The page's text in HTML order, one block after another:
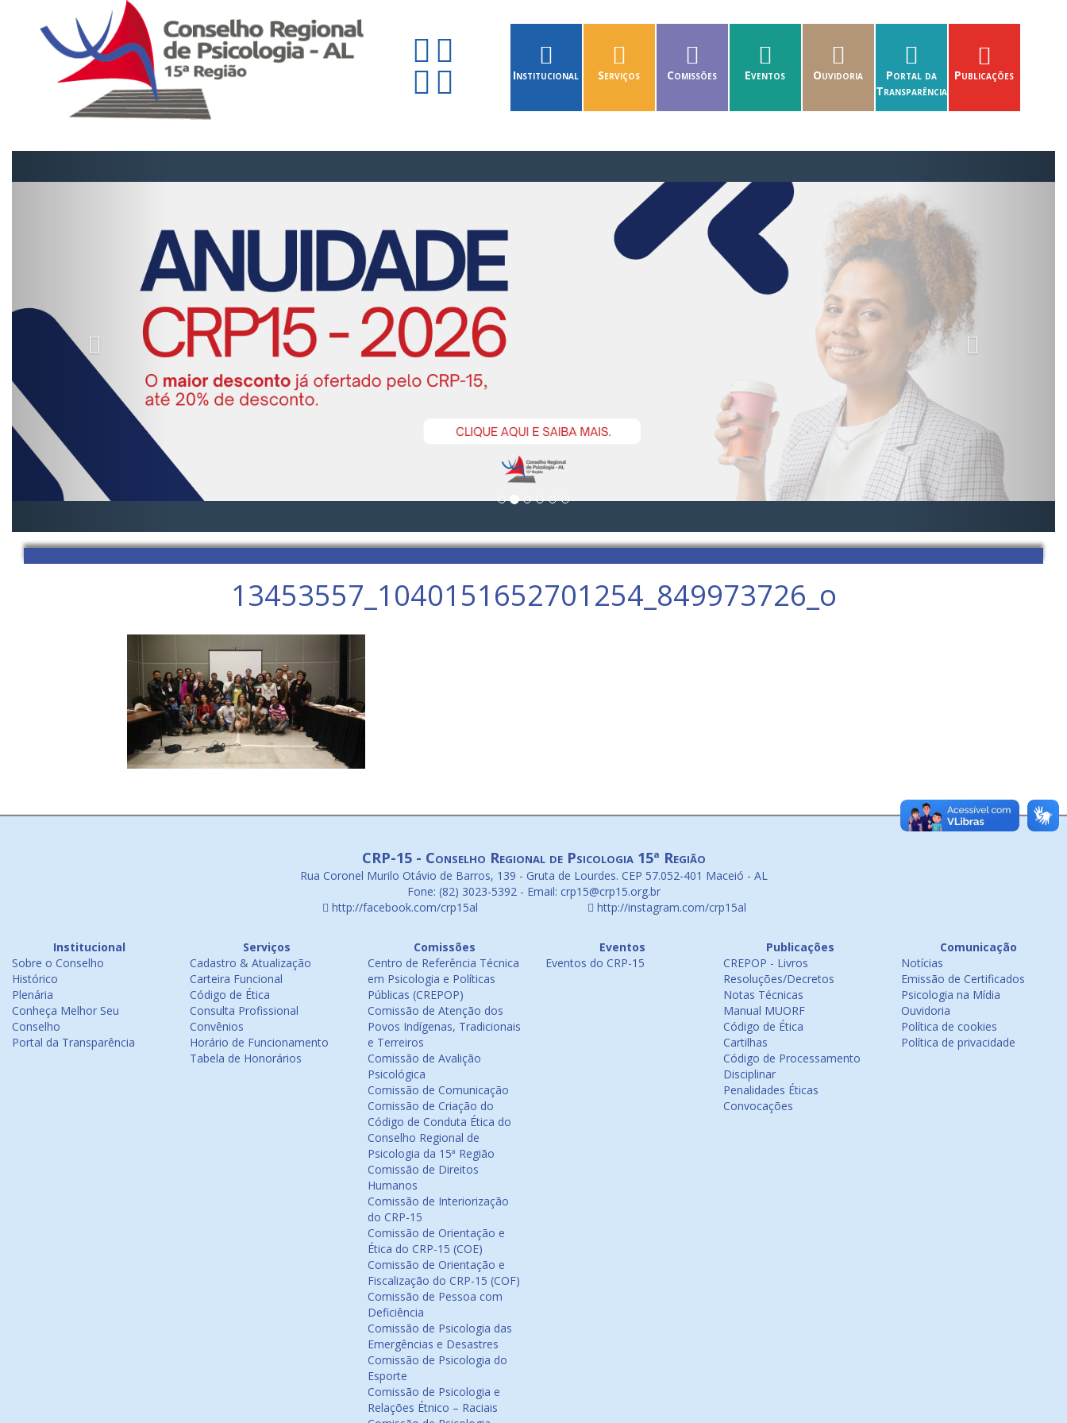
Institucional Serviços Comissões Eventos Ouvidoria
Portal da
Transparência
Publicações
13453557_1040151652701254_849973726_o
CRP-15 - Conselho Regional de Psicologia 15ª Região
Rua Coronel Murilo Otávio de Barros, 139 - Gruta de Lourdes. CEP 57.052-401 Maceió - AL
Fone: (82) 3023-5392 - Email: crp15@crp15.org.br
http://facebook.com/crp15al
http://instagram.com/crp15al
Institucional
Sobre o Conselho
Histórico
Plenária
Conheça Melhor Seu
Conselho
Portal da Transparência
Serviços
Cadastro & Atualização
Carteira Funcional
Código de Ética
Consulta Profissional
Convênios
Horário de Funcionamento
Tabela de Honorários
Comissões
Centro de Referência Técnica
em Psicologia e Políticas
Públicas (CREPOP)
Comissão de Atenção dos
Povos Indígenas, Tradicionais
e Terreiros
Comissão de Avalição
Psicológica
Comissão de Comunicação
Comissão de Criação do
Código de Conduta Ética do
Conselho Regional de
Psicologia da 15ª Região
Comissão de Direitos
Humanos
Comissão de Interiorização
do CRP-15
Comissão de Orientação e
Ética do CRP-15 (COE)
Comissão de Orientação e
Fiscalização do CRP-15 (COF)
Comissão de Pessoa com
Deficiência
Comissão de Psicologia das
Emergências e Desastres
Comissão de Psicologia do
Esporte
Comissão de Psicologia e
Relações Étnico – Raciais
Eventos
Eventos do CRP-15
Publicações
CREPOP - Livros
Resoluções/Decretos
Notas Técnicas
Manual MUORF
Código de Ética
Cartilhas
Código de Processamento
Disciplinar
Penalidades Éticas
Convocações
Comunicação
Notícias
Emissão de Certificados
Psicologia na Mídia
Ouvidoria
Política de cookies
Política de privacidade